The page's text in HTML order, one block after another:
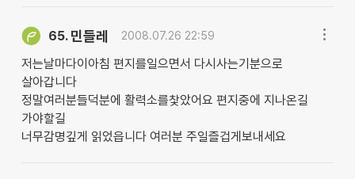
65. 민들레 2008.07.26 22:59
저는날마다이아침 편지를일으면서 다시사는기분으로
살아갑니다
정말여러분들덕분에 활력소를찿았어요 편지중에 지나온길
가야할길
너무감명깊게 읽었읍니다 여러분 주일즐겁게보내세요